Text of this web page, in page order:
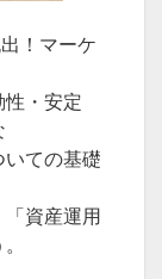
！マーケ
・安定
ての基礎
資産運用